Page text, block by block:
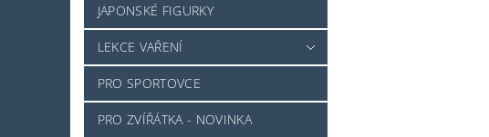
JAPONSKÉ FIGURKY
LEKCE VAŘENÍ
PRO SPORTOVCE
PRO ZVÍŘÁTKA - NOVINKA